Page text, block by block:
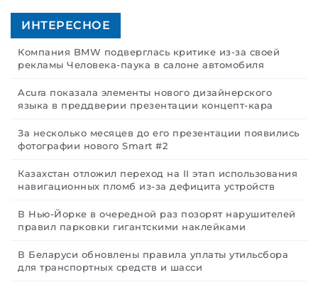
ИНТЕРЕСНОЕ
Компания BMW подверглась критике из-за своей
рекламы Человека-паука в салоне автомобиля
Acura показала элементы нового дизайнерского
языка в преддверии презентации концепт-кара
За несколько месяцев до его презентации появились
фотографии нового Smart #2
Казахстан отложил переход на II этап использования
навигационных пломб из-за дефицита устройств
В Нью-Йорке в очередной раз позорят нарушителей
правил парковки гигантскими наклейками
В Беларуси обновлены правила уплаты утильсбора
для транспортных средств и шасси